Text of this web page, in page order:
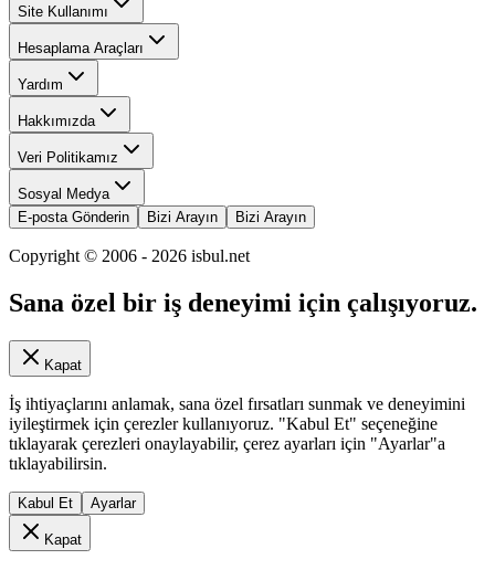
Site Kullanımı
Hesaplama Araçları
Yardım
Hakkımızda
Veri Politikamız
Sosyal Medya
E-posta Gönderin
Bizi Arayın Bizi Arayın
Copyright © 2006 - 2026 isbul.net
Sana özel bir iş deneyimi için çalışıyoruz.
Kapat
İş ihtiyaçlarını anlamak, sana özel fırsatları sunmak ve deneyimini
iyileştirmek için çerezler kullanıyoruz. "Kabul Et" seçeneğine
tıklayarak çerezleri onaylayabilir, çerez ayarları için "Ayarlar"a
tıklayabilirsin.
Kabul Et Ayarlar
Kapat